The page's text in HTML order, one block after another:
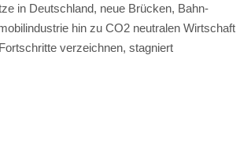
in Deutschland, neue Brücken, Bahn-
hin zu CO2 neutralen Wirtschaft
verzeichnen, stagniert